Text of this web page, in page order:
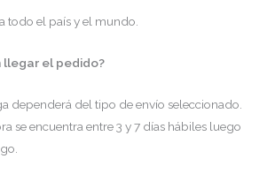
todo el país y el mundo.
llegar el pedido?
dependerá del tipo de envío seleccionado.
se encuentra entre 3 y 7 días hábiles luego